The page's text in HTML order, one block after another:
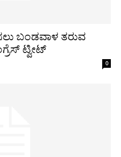
ಬಂಡವಾಳ ತರುವ
ಟ್ವೀಟ್
0